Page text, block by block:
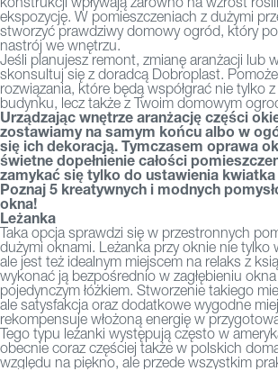
ekspozycję. W pomieszczeniach z dużymi
stworzyć prawdziwy domowy ogród, który
nastrój we wnętrzu.
Jeśli planujesz remont, zmianę aranżacji lub
skonsultuj się z doradcą Dobroplast.
rozwiązania, które będą współgrać nie tylko
budynku, lecz także z Twoim domowym
Urządzając wnętrze aranżację części
zostawiamy na samym końcu albo w
się ich dekoracją. Tymczasem oprawa
świetne dopełnienie całości
zamykać się tylko do ustawienia kwiatka
Poznaj 5 kreatywnych i modnych
okna!
Leżanka
Taka opcja sprawdzi się w przestronnych
dużymi oknami. Leżanka przy oknie nie tylko
ale jest też idealnym miejscem na relaks z
wykonać ją bezpośrednio w zagłębieniu okna
pojedynczym łóżkiem. Stworzenie takiego
ale satysfakcja oraz dodatkowe wygodne
rekompensuje włożoną energię w
Tego typu leżanki występują często w
obecnie coraz częściej także w polskich
względu na piękno, ale przede wszystkim